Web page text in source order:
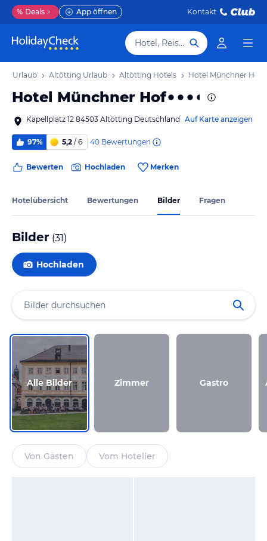
% Deals App öffnen Kontakt
Hotel, Reiseziel
Urlaub Altötting Urlaub Altötting Hotels Hotel Münchner Hof
Hotel Münchner Hof
Kapellplatz 12 84503 Altötting Deutschland Auf Karte anzeigen
97% 5,2 / 6 40 Bewertungen
Bewerten Hochladen Merken
Hotelübersicht Bewertungen Bilder Fragen
Bilder (31)
Hochladen
Alle Bilder Zimmer Gastro
Von Gästen Vom Hotelier